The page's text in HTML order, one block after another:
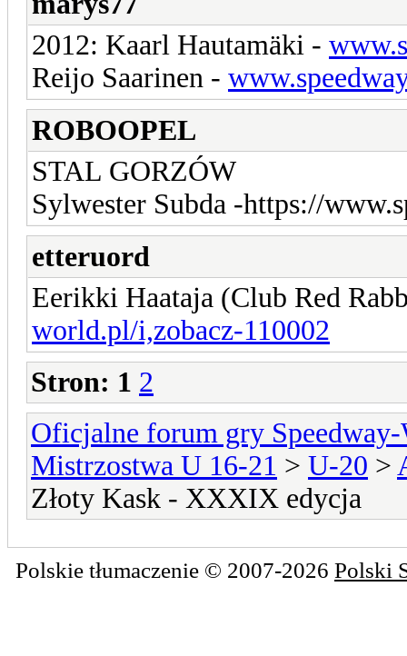
2012: Kaarl Hautamäki -
Reijo Saarinen -
ROBOOPEL
STAL GORZÓW
Sylwester Subda -https://
etteruord
Eerikki Haataja (Club Red
world.pl/i,zobacz-110002
Stron: 1 2
Oficjalne forum gry
Mistrzostwa U 16-21 > U-20 >
Złoty Kask - XXXIX edycja
Polskie tłumaczenie © 2007-2026 Polski